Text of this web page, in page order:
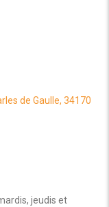
de Gaulle, 34170
jeudis et